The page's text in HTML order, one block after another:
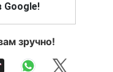
Google!
зручно!